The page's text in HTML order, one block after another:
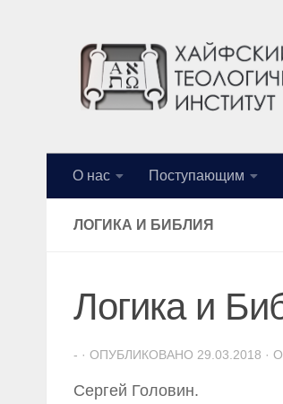
О нас Поступающим
ЛОГИКА И БИБЛИЯ
Логика и
- · ОПУБЛИКОВАНО 29.03.2018 ·
Сергей Головин.